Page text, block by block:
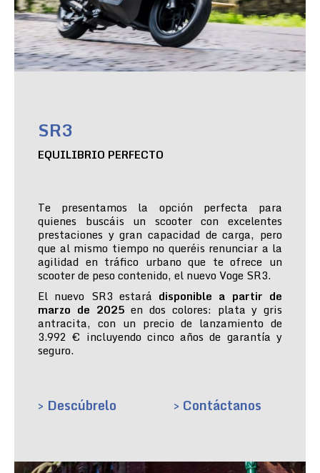
SR3
EQUILIBRIO PERFECTO
Te presentamos la opción perfecta para
quienes buscáis un scooter con excelentes
prestaciones y gran capacidad de carga, pero
que al mismo tiempo no queréis renunciar a la
agilidad en tráfico urbano que te ofrece un
scooter de peso contenido, el nuevo Voge SR3.
El nuevo SR3 estará disponible a partir de
marzo de 2025 en dos colores: plata y gris
antracita, con un precio de lanzamiento de
3.992 € incluyendo cinco años de garantía y
seguro.
> Descúbrelo > Contáctanos